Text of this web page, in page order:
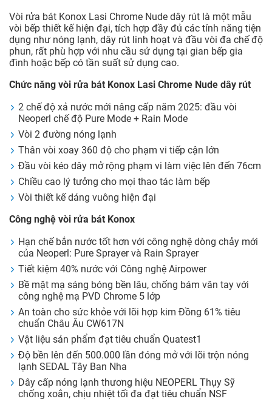
Vòi rửa bát Konox Lasi Chrome Nude dây rút là một mẫu
vòi bếp thiết kế hiện đại, tích hợp đầy đủ các tính năng tiện
dụng như nóng lạnh, dây rút linh hoạt và đầu vòi đa chế độ
phun, rất phù hợp với nhu cầu sử dụng tại gian bếp gia
đình hoặc bếp có tần suất sử dụng cao.
Chức năng vòi rửa bát Konox Lasi Chrome Nude dây rút
2 chế độ xả nước mới nâng cấp năm 2025: đầu vòi
Neoperl chế độ Pure Mode + Rain Mode
Vòi 2 đường nóng lạnh
Thân vòi xoay 360 độ cho phạm vi tiếp cận lớn
Đầu vòi kéo dây mở rộng phạm vi làm việc lên đến 76cm
Chiều cao lý tưởng cho mọi thao tác làm bếp
Vòi thiết kế dáng vuông hiện đại
Công nghệ vòi rửa bát Konox
Hạn chế bắn nước tốt hơn với công nghệ dòng chảy mới
của Neoperl: Pure Sprayer và Rain Sprayer
Tiết kiệm 40% nước với Công nghệ Airpower
Bề mặt mạ sáng bóng bền lâu, chống bám vân tay với
công nghệ mạ PVD Chrome 5 lớp
An toàn cho sức khỏe với lõi hợp kim Đồng 61% tiêu
chuẩn Châu Âu CW617N
Vật liệu sản phẩm đạt tiêu chuẩn Quatest1
Độ bền lên đến 500.000 lần đóng mở với lõi trộn nóng
lạnh SEDAL Tây Ban Nha
Dây cấp nóng lạnh thương hiệu NEOPERL Thụy Sỹ
chống xoắn, chịu nhiệt tối đa đạt tiêu chuẩn NSF